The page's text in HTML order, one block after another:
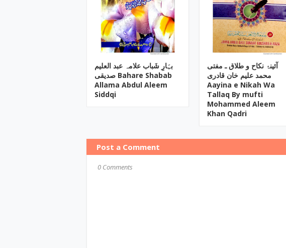
بہَارِ شَباب علامہ عبد العلیم
صدیقی Bahare Shabab
Allama Abdul Aleem
Siddqi
آئینۂ نکاح و طلاق ـ مفتی
محمد علیم خان قادری
Aayina e Nikah Wa
Tallaq By mufti
Mohammed Aleem
Khan Qadri
Post a Comment
0 Comments